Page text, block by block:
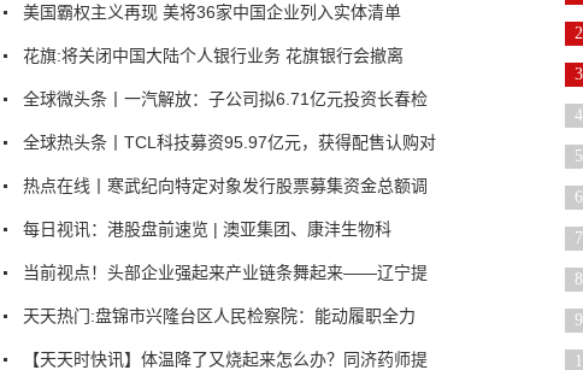
美国霸权主义再现 美将36家中国企业列入实体清单
花旗:将关闭中国大陆个人银行业务 花旗银行会撤离
全球微头条丨一汽解放：子公司拟6.71亿元投资长春检
全球热头条丨TCL科技募资95.97亿元，获得配售认购对
热点在线丨寒武纪向特定对象发行股票募集资金总额调
每日视讯：港股盘前速览 | 澳亚集团、康沣生物科
当前视点！头部企业强起来产业链条舞起来——辽宁提
天天热门:盘锦市兴隆台区人民检察院：能动履职全力
【天天时快讯】体温降了又烧起来怎么办？同济药师提
2
3
4
5
6
7
8
9